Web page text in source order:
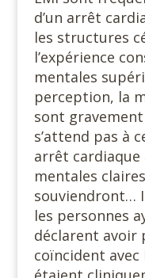
d’un arrêt
les structures
l’expérience
mentales
perception, la
sont
s’attend pas à
arrêt cardiaque
mentales
souviendront…
les personnes
déclarent avoir
coïncident avec